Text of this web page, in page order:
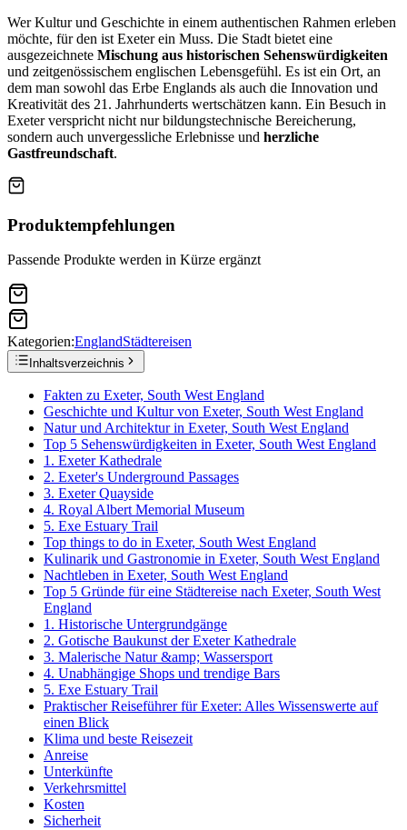
Wer Kultur und Geschichte in einem authentischen Rahmen erleben
möchte, für den ist Exeter ein Muss. Die Stadt bietet eine
ausgezeichnete Mischung aus historischen Sehenswürdigkeiten
und zeitgenössischem englischen Lebensgefühl. Es ist ein Ort, an
dem man sowohl das Erbe Englands als auch die Innovation und
Kreativität des 21. Jahrhunderts wertschätzen kann. Ein Besuch in
Exeter verspricht nicht nur bildungstechnische Bereicherung,
sondern auch unvergessliche Erlebnisse und herzliche
Gastfreundschaft.
Produktempfehlungen
Passende Produkte werden in Kürze ergänzt
Kategorien:EnglandStädtereisen
Inhaltsverzeichnis
Fakten zu Exeter, South West England
Geschichte und Kultur von Exeter, South West England
Natur und Architektur in Exeter, South West England
Top 5 Sehenswürdigkeiten in Exeter, South West England
1. Exeter Kathedrale
2. Exeter's Underground Passages
3. Exeter Quayside
4. Royal Albert Memorial Museum
5. Exe Estuary Trail
Top things to do in Exeter, South West England
Kulinarik und Gastronomie in Exeter, South West England
Nachtleben in Exeter, South West England
Top 5 Gründe für eine Städtereise nach Exeter, South West
England
1. Historische Untergrundgänge
2. Gotische Baukunst der Exeter Kathedrale
3. Malerische Natur &amp; Wassersport
4. Unabhängige Shops und trendige Bars
5. Exe Estuary Trail
Praktischer Reiseführer für Exeter: Alles Wissenswerte auf
einen Blick
Klima und beste Reisezeit
Anreise
Unterkünfte
Verkehrsmittel
Kosten
Sicherheit